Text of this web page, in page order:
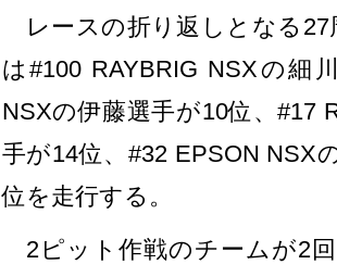
レースの折り返しとなる27
は#100 RAYBRIG NSXの細
NSXの伊藤選手が10位、#17
手が14位、#32 EPSON NSX
位を走行する。
2ピット作戦のチームが2